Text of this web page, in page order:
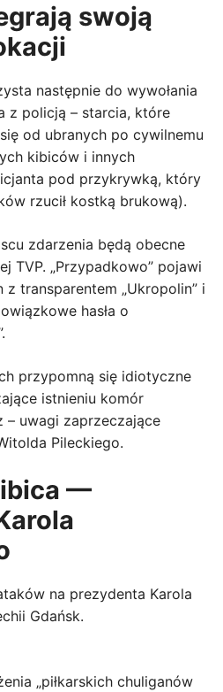
swoją
następnie do wywołania
z policją – starcia, które
od ubranych po cywilnemu
kibiców i innych
pod przykrywką, który
rzucił kostką brukową).
zdarzenia będą obecne
TVP. „Przypadkowo” pojawi
z transparentem „Ukropolin” i
hasła o
przypomną się idiotyczne
istnieniu komór
uwagi zaprzeczające
Pileckiego.
—
na prezydenta Karola
Gdańsk.
„piłkarskich chuliganów